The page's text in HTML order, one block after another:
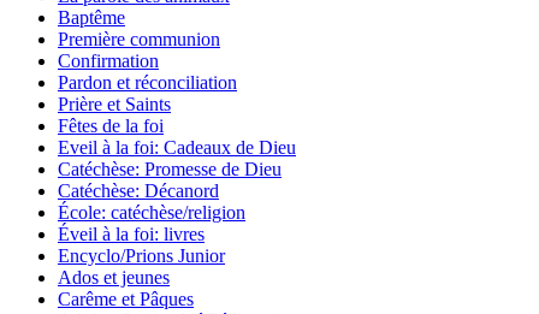
Baptême
Première communion
Confirmation
Pardon et réconciliation
Prière et Saints
Fêtes de la foi
Eveil à la foi: Cadeaux de Dieu
Catéchèse: Promesse de Dieu
Catéchèse: Décanord
École: catéchèse/religion
Éveil à la foi: livres
Encyclo/Prions Junior
Ados et jeunes
Carême et Pâques